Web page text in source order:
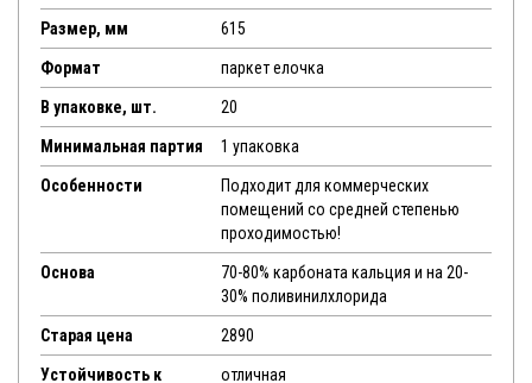
Размер, мм 615
Формат паркет елочка
В упаковке, шт. 20
Минимальная партия 1 упаковка
Особенности
Подходит для коммерческих
помещений со средней степенью
проходимостью!
Основа
70-80% карбоната кальция и на 20-
30% поливинилхлорида
Старая цена 2890
Устойчивость к
отличная